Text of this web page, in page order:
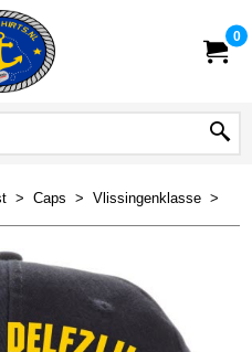
0
> Caps > Vlissingenklasse >